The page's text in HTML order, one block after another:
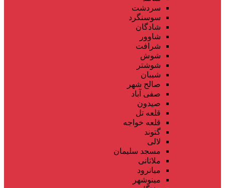
سردشت
سوسنگرد
شادگان
شاوور
شرافت
شوش
شوشتر
شیبان
صالح شهر
صفی آباد
صیدون
قلعه تل
قلعه خواجه
گتوند
لالی
مسجد سلیمان
ملاثانی
میانرود
مینوشهر